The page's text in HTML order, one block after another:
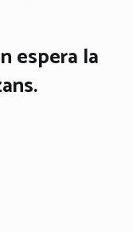
espera la